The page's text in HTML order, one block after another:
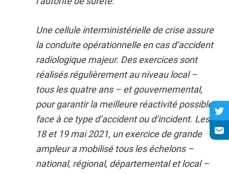
Une cellule interministérielle de crise assure
la conduite opérationnelle en cas d’accident
radiologique majeur. Des exercices sont
réalisés régulièrement au niveau local –
tous les quatre ans – et gouvernemental,
pour garantir la meilleure réactivité possible
face à ce type d’accident ou d’incident. Les
18 et 19 mai 2021, un exercice de grande
ampleur a mobilisé tous les échelons –
national, régional, départemental et local –